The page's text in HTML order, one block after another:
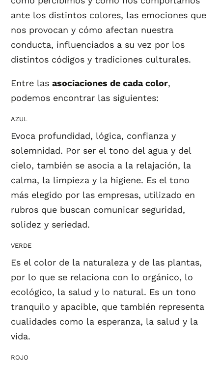
ante los distintos colores, las emociones que
nos provocan y cómo afectan nuestra
conducta, influenciados a su vez por los
distintos códigos y tradiciones culturales.
Entre lasasociaciones de cada color,
podemos encontrar las siguientes:
AZUL
Evoca profundidad, lógica, confianza y
solemnidad. Por ser el tono del agua y del
cielo, también se asocia a la relajación, la
calma, la limpieza y la higiene. Es el tono
más elegido por las empresas, utilizado en
rubros que buscan comunicar seguridad,
solidez y seriedad.
VERDE
Es el color de la naturaleza y de las plantas,
por lo que se relaciona con lo orgánico, lo
ecológico, la salud y lo natural. Es un tono
tranquilo y apacible, que también representa
cualidades como la esperanza, la salud y la
vida.
ROJO